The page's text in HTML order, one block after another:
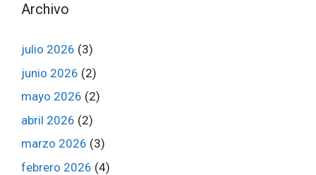
Archivo
julio 2026 (3)
junio 2026 (2)
mayo 2026 (2)
abril 2026 (2)
marzo 2026 (3)
febrero 2026 (4)